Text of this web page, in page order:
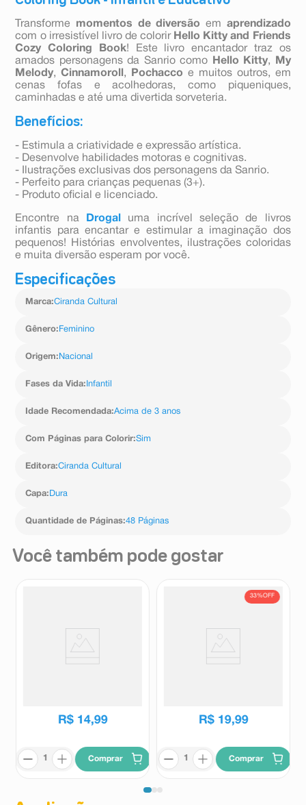
Transforme momentos de diversão em aprendizado
com o irresistível livro de colorir Hello Kitty and Friends
Cozy Coloring Book! Este livro encantador traz os
amados personagens da Sanrio como
Hello Kitty,
My
Melody,Cinnamoroll , Pochacco e muitos outros, em
cenas fofas e acolhedoras, como piqueniques,
caminhadas e até uma divertida sorveteria.
Benefícios:
- Estimula a criatividade e expressão artística.
- Desenvolve habilidades motoras e cognitivas.
- Ilustrações exclusivas dos personagens da Sanrio.
- Perfeito para crianças pequenas (3+).
- Produto oficial e licenciado.
Encontre na Drogal
uma incrível seleção de livros
infantis para encantar e estimular a imaginação dos
pequenos! Histórias envolventes, ilustrações coloridas
e muita diversão esperam por você.
Especificações
Marca:Ciranda Cultural
Gênero: Feminino
Origem: Nacional
Fases da Vida: Infantil
Idade Recomendada:Acima de 3 anos
Com Páginas para Colorir:Sim
Editora:Ciranda Cultural
Capa: Dura
Quantidade de Páginas:48 Páginas
Você também pode gostar
R$ 14,99
Comprar
33%OFF
R$ 19,99
Comprar